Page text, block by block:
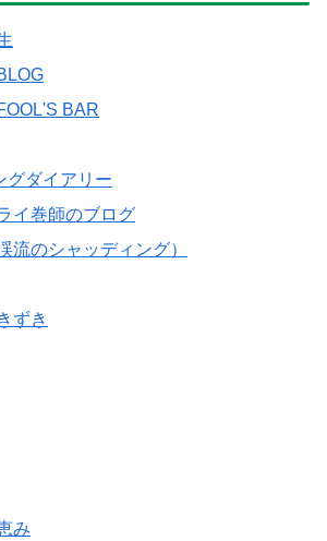
BAR
グダイアリー
イ巻師のブログ
流のシャッディング）
ずき
み